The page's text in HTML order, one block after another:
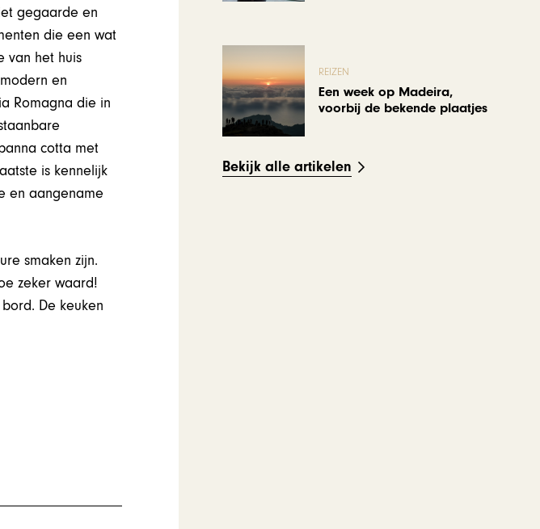
gegaarde en
die een wat
van het huis
en
Romagna die in
cotta met
is kennelijk
en aangename
smaken zijn.
zeker waard!
De keuken
REIZEN
Een week op Madeira,
voorbij de bekende plaatjes
Bekijk alle artikelen